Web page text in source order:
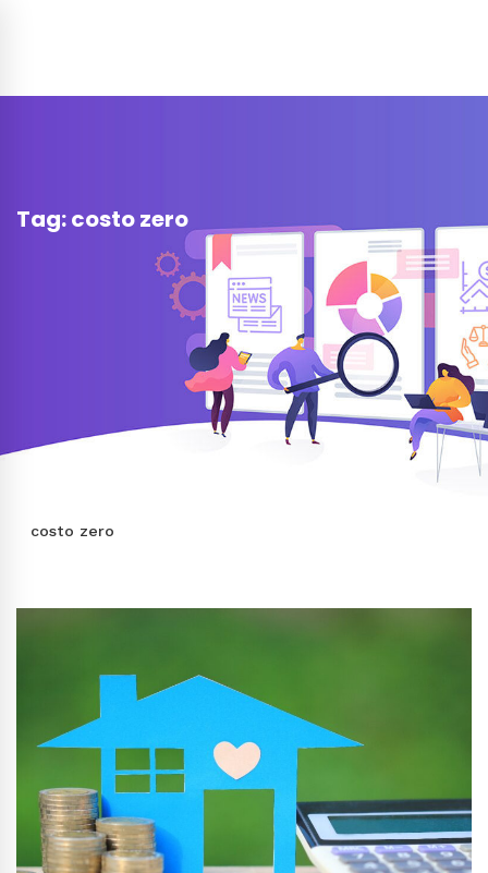
Tag: costo zero
costo zero